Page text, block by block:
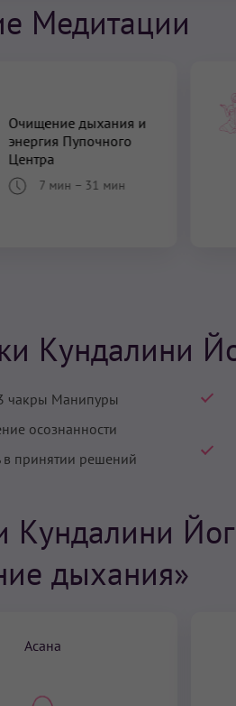
Медитации
Очищение дыхания и
энергия Пупочного
Центра
7 мин – 31 мин
Кундалини
чакры Манипуры
осознанности
принятии решений
Кундалини
дыхания»
Асана